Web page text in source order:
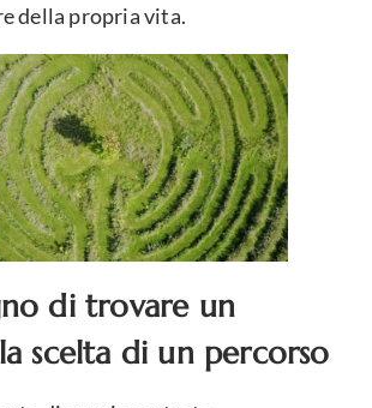
della propria vita.
di trovare un
scelta di un percorso